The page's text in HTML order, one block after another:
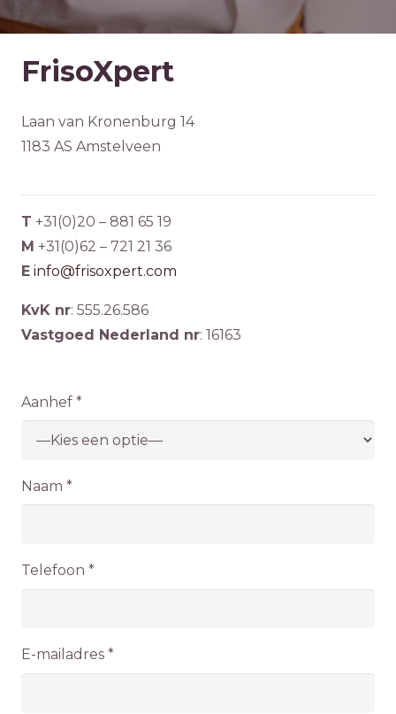
FrisoXpert
Laan van Kronenburg 14
1183 AS Amstelveen
T +31(0)20 – 881 65 19
M +31(0)62 – 721 21 36
E info@frisoxpert.com
KvK nr: 555.26.586
Vastgoed Nederland nr: 16163
Aanhef *
Naam *
Telefoon *
E-mailadres *